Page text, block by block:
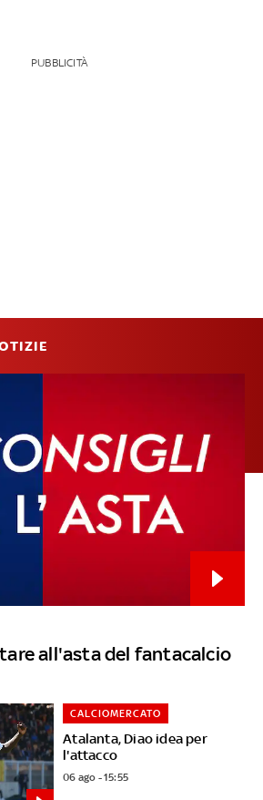
PUBBLICITÀ
all'asta del fantacalcio
Atalanta, Diao idea per
l'attacco
CALCIOMERCATO
06 ago - 15:55